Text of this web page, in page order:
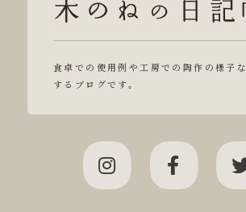
食卓での使用例や工房での陶作の様子
するブログです。